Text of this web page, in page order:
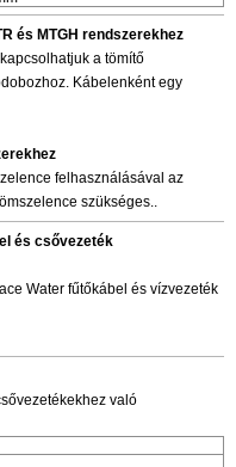
és MTGH rendszerekhez
a tömítő
Kábelenként egy
felhasználásával az
szükséges..
és csővezeték
Water fűtőkábel és vízvezeték
való